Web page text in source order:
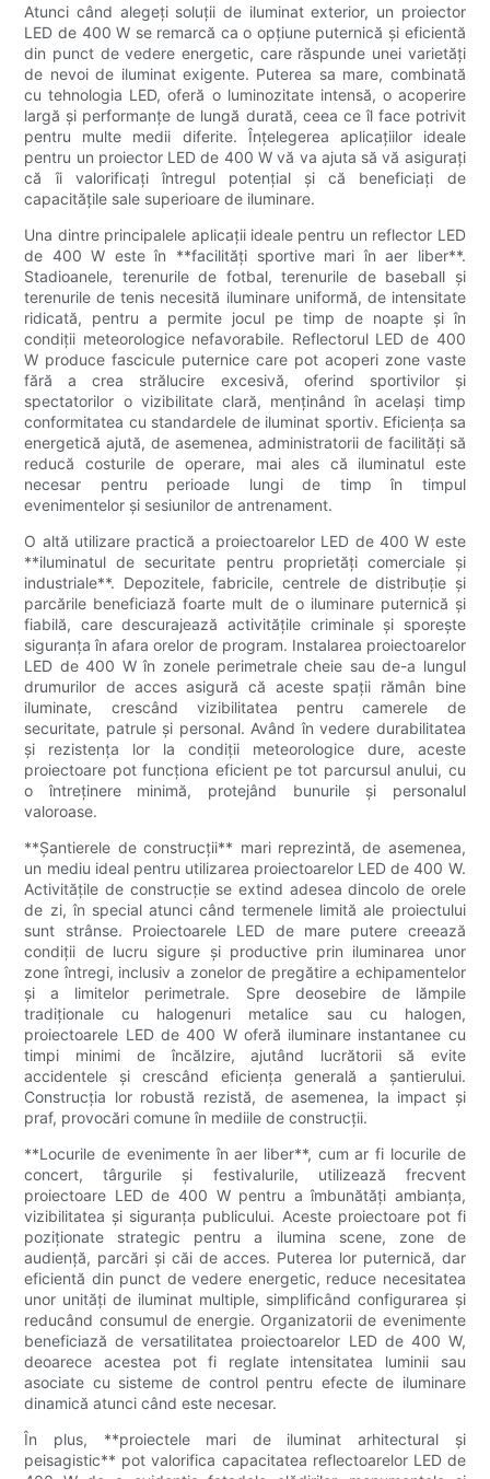
Atunci când alegeți soluții de iluminat exterior, un proiector
LED de 400 W se remarcă ca o opțiune puternică și eficientă
din punct de vedere energetic, care răspunde unei varietăți
de nevoi de iluminat exigente. Puterea sa mare, combinată
cu tehnologia LED, oferă o luminozitate intensă, o acoperire
largă și performanțe de lungă durată, ceea ce îl face potrivit
pentru multe medii diferite. Înțelegerea aplicațiilor ideale
pentru un proiector LED de 400 W vă va ajuta să vă asigurați
că îi valorificați întregul potențial și că beneficiați de
capacitățile sale superioare de iluminare.
Una dintre principalele aplicații ideale pentru un reflector LED
de 400 W este în **facilități sportive mari în aer liber**.
Stadioanele, terenurile de fotbal, terenurile de baseball și
terenurile de tenis necesită iluminare uniformă, de intensitate
ridicată, pentru a permite jocul pe timp de noapte și în
condiții meteorologice nefavorabile. Reflectorul LED de 400
W produce fascicule puternice care pot acoperi zone vaste
fără a crea strălucire excesivă, oferind sportivilor și
spectatorilor o vizibilitate clară, menținând în același timp
conformitatea cu standardele de iluminat sportiv. Eficiența sa
energetică ajută, de asemenea, administratorii de facilități să
reducă costurile de operare, mai ales că iluminatul este
necesar pentru perioade lungi de timp în timpul
evenimentelor și sesiunilor de antrenament.
O altă utilizare practică a proiectoarelor LED de 400 W este
**iluminatul de securitate pentru proprietăți comerciale și
industriale**. Depozitele, fabricile, centrele de distribuție și
parcările beneficiază foarte mult de o iluminare puternică și
fiabilă, care descurajează activitățile criminale și sporește
siguranța în afara orelor de program. Instalarea proiectoarelor
LED de 400 W în zonele perimetrale cheie sau de-a lungul
drumurilor de acces asigură că aceste spații rămân bine
iluminate, crescând vizibilitatea pentru camerele de
securitate, patrule și personal. Având în vedere durabilitatea
și rezistența lor la condiții meteorologice dure, aceste
proiectoare pot funcționa eficient pe tot parcursul anului, cu
o întreținere minimă, protejând bunurile și personalul
valoroase.
**Șantierele de construcții** mari reprezintă, de asemenea,
un mediu ideal pentru utilizarea proiectoarelor LED de 400 W.
Activitățile de construcție se extind adesea dincolo de orele
de zi, în special atunci când termenele limită ale proiectului
sunt strânse. Proiectoarele LED de mare putere creează
condiții de lucru sigure și productive prin iluminarea unor
zone întregi, inclusiv a zonelor de pregătire a echipamentelor
și a limitelor perimetrale. Spre deosebire de lămpile
tradiționale cu halogenuri metalice sau cu halogen,
proiectoarele LED de 400 W oferă iluminare instantanee cu
timpi minimi de încălzire, ajutând lucrătorii să evite
accidentele și crescând eficiența generală a șantierului.
Construcția lor robustă rezistă, de asemenea, la impact și
praf, provocări comune în mediile de construcții.
**Locurile de evenimente în aer liber**, cum ar fi locurile de
concert, târgurile și festivalurile, utilizează frecvent
proiectoare LED de 400 W pentru a îmbunătăți ambianța,
vizibilitatea și siguranța publicului. Aceste proiectoare pot fi
poziționate strategic pentru a ilumina scene, zone de
audiență, parcări și căi de acces. Puterea lor puternică, dar
eficientă din punct de vedere energetic, reduce necesitatea
unor unități de iluminat multiple, simplificând configurarea și
reducând consumul de energie. Organizatorii de evenimente
beneficiază de versatilitatea proiectoarelor LED de 400 W,
deoarece acestea pot fi reglate intensitatea luminii sau
asociate cu sisteme de control pentru efecte de iluminare
dinamică atunci când este necesar.
În plus, **proiectele mari de iluminat arhitectural și
peisagistic** pot valorifica capacitatea reflectoarelor LED de